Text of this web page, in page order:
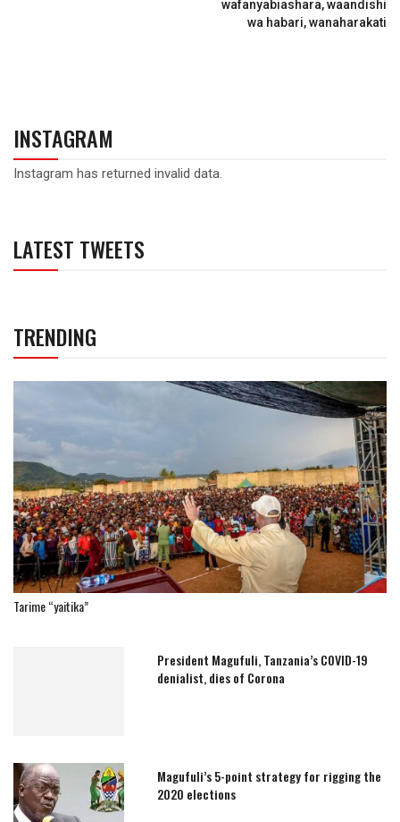
wafanyabiashara, waandishi
wa habari, wanaharakati
INSTAGRAM
Instagram has returned invalid data.
LATEST TWEETS
TRENDING
Tarime “yaitika”
President Magufuli, Tanzania’s COVID-19
denialist, dies of Corona
Magufuli’s 5-point strategy for rigging the
2020 elections